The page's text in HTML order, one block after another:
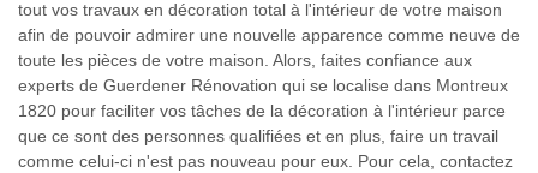
tout vos travaux en décoration total à l'intérieur de votre maison
afin de pouvoir admirer une nouvelle apparence comme neuve de
toute les pièces de votre maison. Alors, faites confiance aux
experts de Guerdener Rénovation qui se localise dans Montreux
1820 pour faciliter vos tâches de la décoration à l'intérieur parce
que ce sont des personnes qualifiées et en plus, faire un travail
comme celui-ci n'est pas nouveau pour eux. Pour cela, contactez